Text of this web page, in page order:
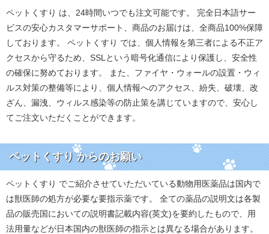
ペットくすり は、24時間いつでも注文可能です。 完全日本語サー
ビスの安心カスタマーサポート、商品のお届けは、全商品100%保障
しております。 ペットくすり では、個人情報を第三者による不正ア
クセスから守るため、SSLという暗号化通信により保護し、安全性
の確保に努めております。 また、ファイヤ・ウォールの設置・ウィ
ルス対策の整備等により、個人情報へのアクセス、紛失、破壊、改
ざん、漏洩、ウィルス感染等の防止策を講じていますので、安心し
てご注文いただくことができます。
ペットくすり からのお願い
ペットくすり でご紹介させていただいている動物用医薬品は国内で
は獣医師の処方が必要な要指示薬です。 全ての薬品の説明文は各製
品の販売国においての説明書記載内容(英文)を要約したもので、用
法用量などが日本国内の獣医師の指示とは異なる場合があります。